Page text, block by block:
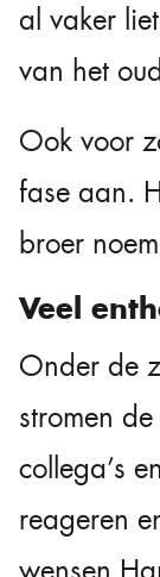
al vaker
van het
Ook voor
fase aan.
broer
Veel
Onder de
stromen
collega’s
reageren